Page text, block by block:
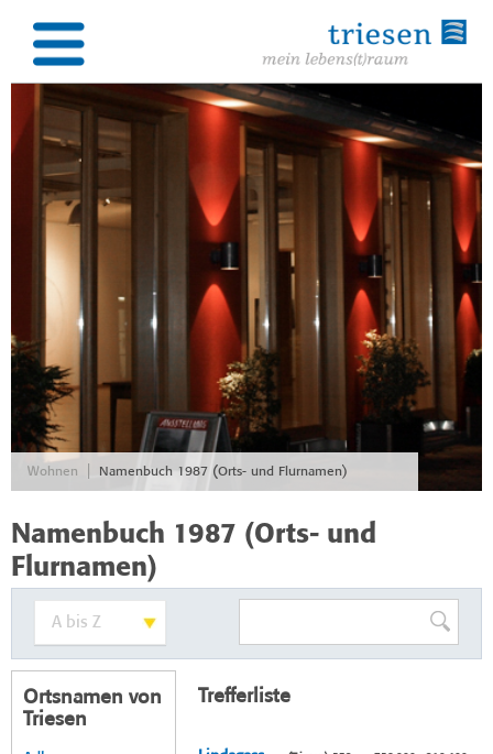
Wohnen Namenbuch 1987 (Orts- und Flurnamen)
Namenbuch 1987 (Orts- und
Flurnamen)
Ortsnamen von
Triesen
Trefferliste